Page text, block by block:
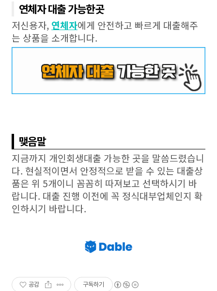
연체자 대출 가능한곳
저신용자, 연체자에게 안전하고 빠르게 대출해주
는 상품을 소개합니다.
맺음말
지금까지 개인회생대출 가능한 곳을 말씀드렸습니
다. 현실적이면서 안정적으로 받을 수 있는 대출상
품은 위 5개이니 꼼꼼히 따져보고 선택하시기 바
랍니다. 대출 진행 이전에 꼭 정식대부업체인지 확
인하시기 바랍니다.
공감 구독하기